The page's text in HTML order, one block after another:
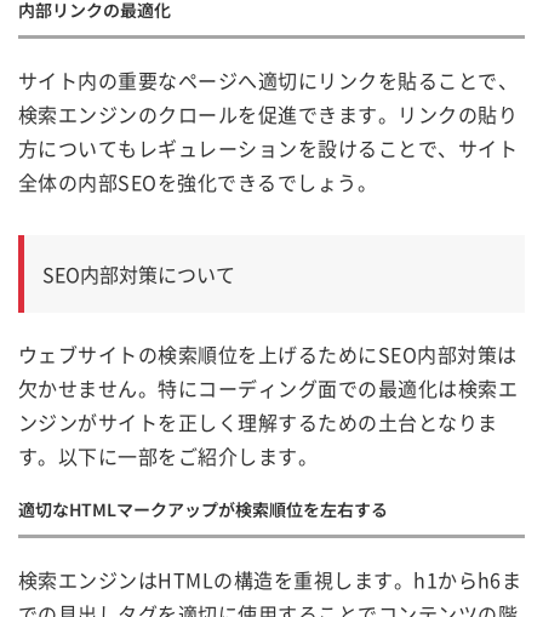
内部リンクの最適化
サイト内の重要なページへ適切にリンクを貼ることで、
検索エンジンのクロールを促進できます。リンクの貼り
方についてもレギュレーションを設けることで、サイト
全体の内部SEOを強化できるでしょう。
SEO内部対策について
ウェブサイトの検索順位を上げるためにSEO内部対策は
欠かせません。特にコーディング面での最適化は検索エ
ンジンがサイトを正しく理解するための土台となりま
す。以下に一部をご紹介します。
適切なHTMLマークアップが検索順位を左右する
検索エンジンはHTMLの構造を重視します。h1からh6ま